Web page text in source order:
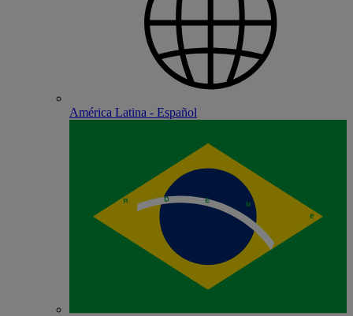
América Latina - Español